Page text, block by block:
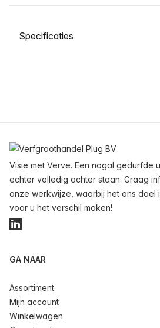
Selecteer een tabblad
Visie met Verve. Een nogal gedurfde
echter volledig achter staan. Graag
onze werkwijze, waarbij het ons doel
voor u het verschil maken!
LinkedIn
GA NAAR
Assortiment
Mijn account
Winkelwagen